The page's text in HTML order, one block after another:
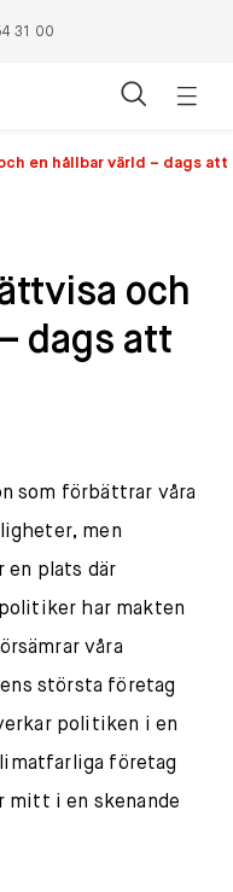
31 00
en hållbar värld – dags att
och
dags att
som förbättrar våra
men
en plats där
har makten
våra
största företag
politiken i en
företag
mitt i en skenande